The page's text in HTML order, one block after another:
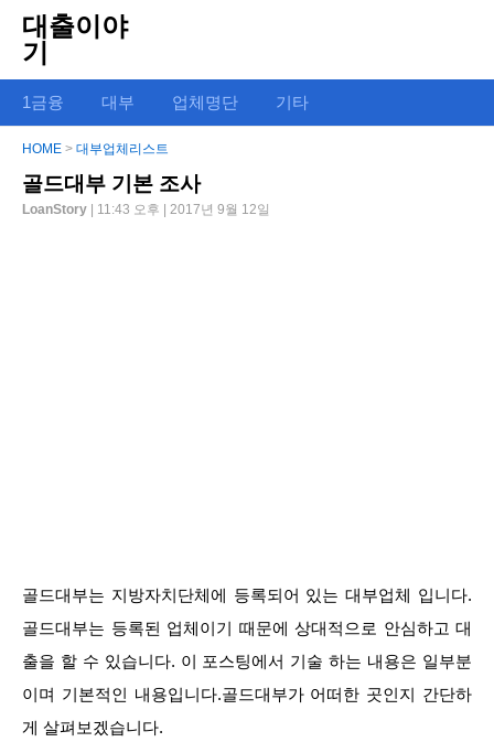
대출이야
기
1금융 대부 업체명단 기타
HOME > 대부업체리스트
골드대부 기본 조사
LoanStory | 11:43 오후 | 2017년 9월 12일
골드대부는 지방자치단체에 등록되어 있는 대부업체 입니다.
골드대부는 등록된 업체이기 때문에 상대적으로 안심하고 대
출을 할 수 있습니다. 이 포스팅에서 기술 하는 내용은 일부분
이며 기본적인 내용입니다.골드대부가 어떠한 곳인지 간단하
게 살펴보겠습니다.